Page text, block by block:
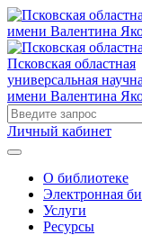
Псковская областная
универсальная
имени Валентина
Личный кабинет
О библиотеке
Электронная
Услуги
Ресурсы